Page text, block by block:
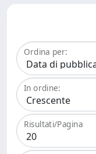
Ordina per:
In ordine:
Risultati/Pagina